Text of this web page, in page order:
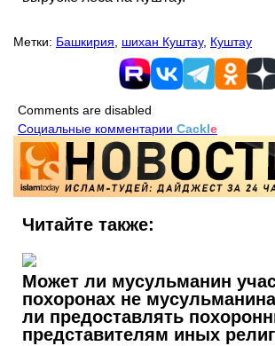
Метки: Башкирия шихан Куштау, Куштау
Comments are disabled
Социальные комментарии Cackle
Читайте также:
Может ли мусульманин
похоронах не
ли предоставлять
представителям иных